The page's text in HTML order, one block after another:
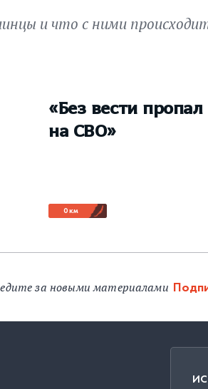
и что с ними
«Без вести пропал
на СВО»
0 км
за новыми материалами